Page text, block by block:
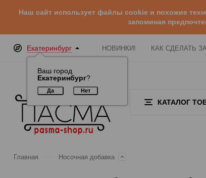
Наш сайт использует файлы cookie и похожие
запоминая
Екатеринбург
Ваш город
Екатеринбург?
НОВИНКИ! КАК СДЕЛАТЬ
КАТАЛОГ
Главная Носочная добавка